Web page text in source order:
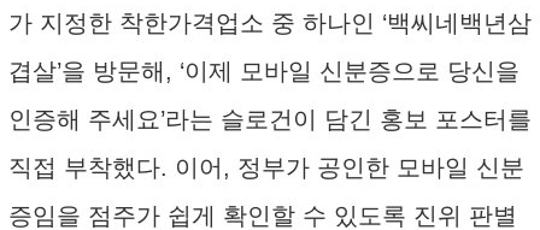
가 지정한 착한가격업소 중 하나인 ‘백씨네백년삼
겹살’을 방문해, ‘이제 모바일 신분증으로 당신을
인증해 주세요’라는 슬로건이 담긴 홍보 포스터를
직접 부착했다. 이어, 정부가 공인한 모바일 신분
증임을 점주가 쉽게 확인할 수 있도록 진위 판별